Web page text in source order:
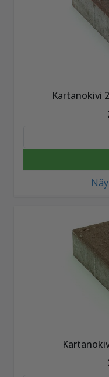
Kartanokivi